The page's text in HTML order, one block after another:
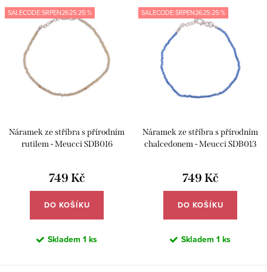
s
k
n
u
Nejprodávanější
Abecedně
SALECODE:SRPEN2625:25:%
Náramek ze stříbra s přírodním
rutilem - Meucci SDB016
749 Kč
DO KOŠÍKU
Skladem 1 ks
SALECODE:SRPEN2625:25:%
Náramek ze stříbra s přírodním
chalcedonem - Meucci SDB013
749 Kč
DO KOŠÍKU
Skladem 1 ks